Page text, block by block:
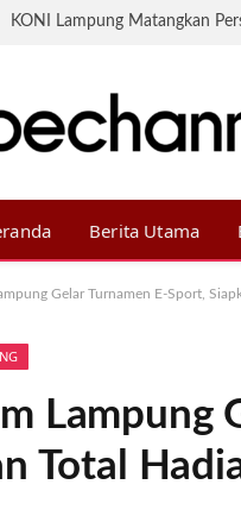
Berita Utama
Gelar Turnamen E-Sport,
Lampung
Total